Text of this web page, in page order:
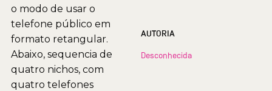
o modo de usar o
telefone público em
formato retangular.
Abaixo, sequencia de
quatro nichos, com
quatro telefones
AUTORIA
Desconhecida